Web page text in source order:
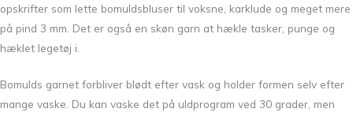
opskrifter som lette bomuldsbluser til voksne, karklude og meget mere
på pind 3 mm. Det er også en skøn garn at hækle tasker, punge og
hæklet legetøj i.
Bomulds garnet forbliver blødt efter vask og holder formen selv efter
mange vaske. Du kan vaske det på uldprogram ved 30 grader, men